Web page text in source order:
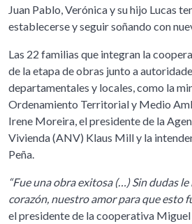
Juan Pablo, Verónica y su hijo Lucas
establecerse y seguir soñando con
Las 22 familias que integran la
de la etapa de obras junto a
departamentales y locales, como la
Ordenamiento Territorial y Medio
Irene Moreira, el presidente de la
Vivienda (ANV) Klaus Mill y la
Peña.
“Fue una obra exitosa (…) Sin dudas
corazón, nuestro amor para que esto
el presidente de la cooperativa